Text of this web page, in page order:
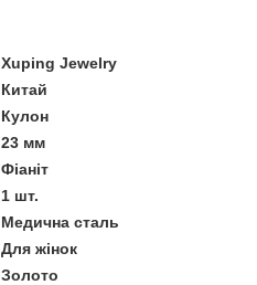
Xuping Jewelry
Китай
Кулон
23 мм
Фіаніт
1 шт.
Медична сталь
Для жінок
Золото